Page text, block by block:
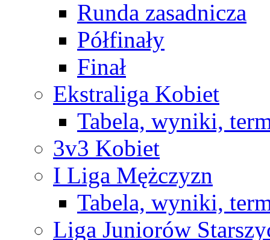
Runda zasadnicza
Półfinały
Finał
Ekstraliga Kobiet
Tabela, wyniki,
3v3 Kobiet
I Liga Mężczyzn
Tabela, wyniki,
Liga Juniorów